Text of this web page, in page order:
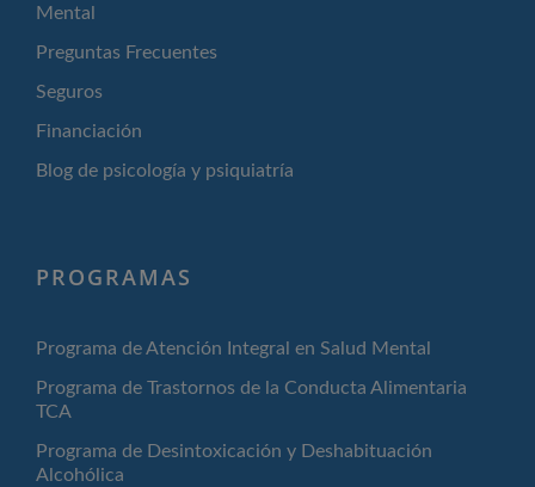
Mental
Preguntas Frecuentes
Seguros
Financiación
Blog de psicología y psiquiatría
PROGRAMAS
Programa de Atención Integral en Salud Mental
Programa de Trastornos de la Conducta Alimentaria
TCA
Programa de Desintoxicación y Deshabituación
Alcohólica